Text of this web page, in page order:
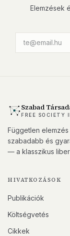
Elemzések
Szabad
FREE SOCIETY
Független
szabadabb és
— a klasszikus
HIVATKOZÁSOK
Publikációk
Költségvetés
Cikkek